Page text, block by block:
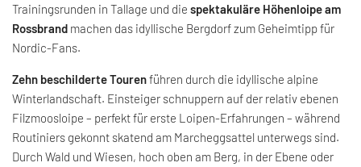
Trainingsrunden in Tallage und die spektakuläre Höhenloipe am
Rossbrand machen das idyllische Bergdorf zum Geheimtipp für
Nordic-Fans.
Zehn beschilderte Tourenführen durch die idyllische alpine
Winterlandschaft. Einsteiger schnuppern auf der relativ ebenen
Filzmoosloipe – perfekt für erste Loipen-Erfahrungen – während
Routiniers gekonnt skatend am Marcheggsattel unterwegs sind.
Durch Wald und Wiesen, hoch oben am Berg, in der Ebene oder